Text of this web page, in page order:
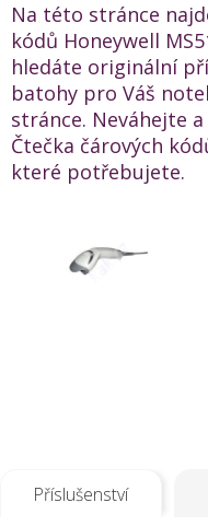
Na této stránce
kódů Honeywell
hledáte originální
batohy pro Váš
stránce. Neváhejte
Čtečka čárových
které potřebujete.
Příslušenství